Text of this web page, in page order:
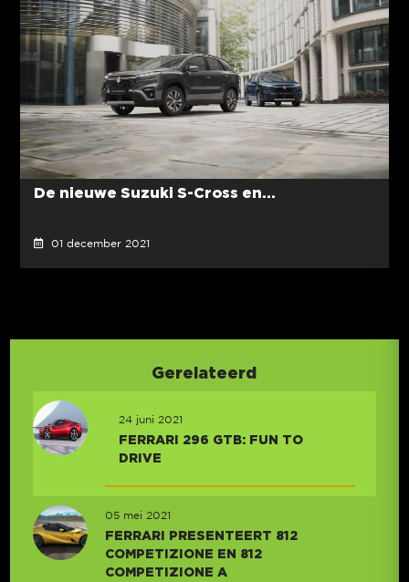
De nieuwe Suzuki S-Cross en...
01 december 2021
Gerelateerd
24 juni 2021
FERRARI 296 GTB: FUN TO
DRIVE
05 mei 2021
FERRARI PRESENTEERT 812
COMPETIZIONE EN 812
COMPETIZIONE A